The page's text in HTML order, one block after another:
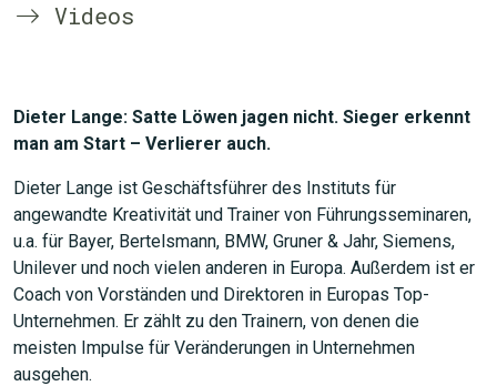
Videos
Dieter Lange: Satte Löwen jagen nicht. Sieger erkennt
man am Start – Verlierer auch.
Dieter Lange ist Geschäftsführer des Instituts für
angewandte Kreativität und Trainer von Führungsseminaren,
u.a. für Bayer, Bertelsmann, BMW, Gruner & Jahr, Siemens,
Unilever und noch vielen anderen in Europa. Außerdem ist er
Coach von Vorständen und Direktoren in Europas Top-
Unternehmen. Er zählt zu den Trainern, von denen die
meisten Impulse für Veränderungen in Unternehmen
ausgehen.